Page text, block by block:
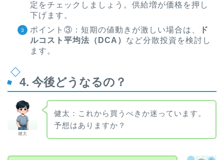
定をチェックしましょう。供給増が価格を押し
下げます。
ポイント③：短期の値動きが激しい場合は、
ド
ルコスト平均法（DCA） など分散投資を検討し
ます。
4. 今後どうなるの？
健太
健太：これから買うべきか迷っています。
予想はありますか？